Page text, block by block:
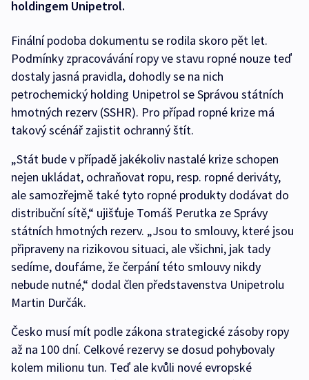
holdingem Unipetrol.
Finální podoba dokumentu se rodila skoro pět let.
Podmínky zpracovávání ropy ve stavu ropné nouze teď
dostaly jasná pravidla, dohodly se na nich
petrochemický holding Unipetrol se Správou státních
hmotných rezerv (SSHR). Pro případ ropné krize má
takový scénář zajistit ochranný štít.
„Stát bude v případě jakékoliv nastalé krize schopen
nejen ukládat, ochraňovat ropu, resp. ropné deriváty,
ale samozřejmě také tyto ropné produkty dodávat do
distribuční sítě,“ ujišťuje Tomáš Perutka ze Správy
státních hmotných rezerv. „Jsou to smlouvy, které jsou
připraveny na rizikovou situaci, ale všichni, jak tady
sedíme, doufáme, že čerpání této smlouvy nikdy
nebude nutné,“ dodal člen představenstva Unipetrolu
Martin Durčák.
Česko musí mít podle zákona strategické zásoby ropy
až na 100 dní. Celkové rezervy se dosud pohybovaly
kolem milionu tun. Teď ale kvůli nové evropské